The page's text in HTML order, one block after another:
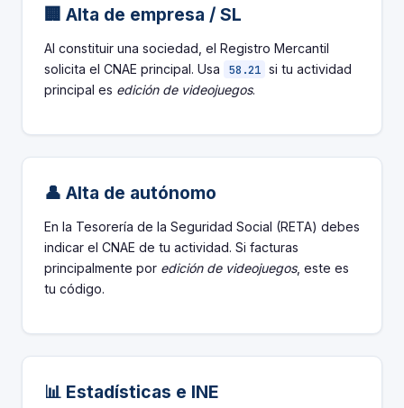
🏢 Alta de empresa / SL
Al constituir una sociedad, el Registro Mercantil
solicita el CNAE principal. Usa
58.21 si tu actividad
principal es edición de videojuegos.
👤 Alta de autónomo
En la Tesorería de la Seguridad Social (RETA) debes
indicar el CNAE de tu actividad. Si facturas
principalmente por edición de videojuegos, este es
tu código.
📊 Estadísticas e INE